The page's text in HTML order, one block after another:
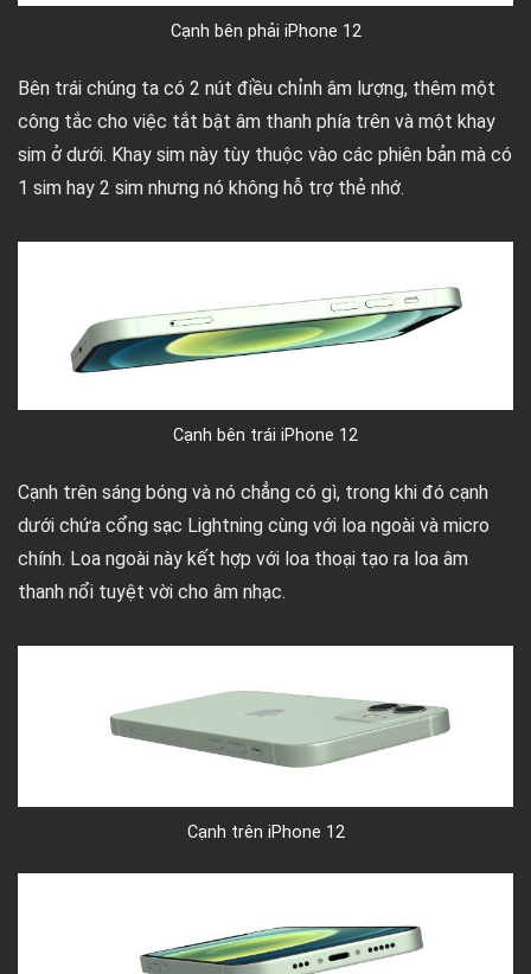
Cạnh bên phải iPhone 12
Bên trái chúng ta có 2 nút điều chỉnh âm lượng, thêm một
công tắc cho việc tắt bật âm thanh phía trên và một khay
sim ở dưới. Khay sim này tùy thuộc vào các phiên bản mà có
1 sim hay 2 sim nhưng nó không hỗ trợ thẻ nhớ.
Cạnh bên trái iPhone 12
Cạnh trên sáng bóng và nó chẳng có gì, trong khi đó cạnh
dưới chứa cổng sạc Lightning cùng với loa ngoài và micro
chính. Loa ngoài này kết hợp với loa thoại tạo ra loa âm
thanh nổi tuyệt vời cho âm nhạc.
Cạnh trên iPhone 12